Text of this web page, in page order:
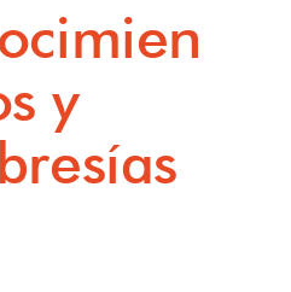
y